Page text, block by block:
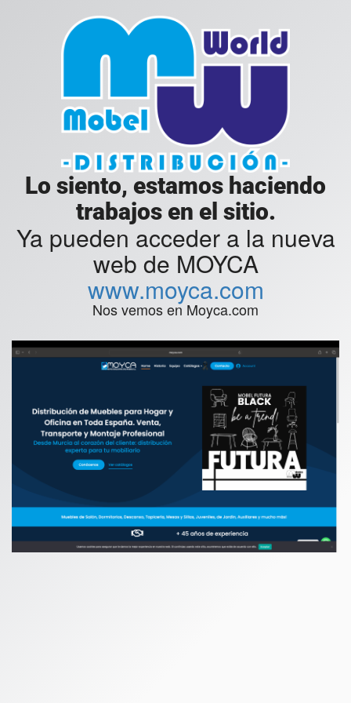
Lo siento, estamos haciendo
trabajos en el sitio.
Ya pueden acceder a la nueva
web de MOYCA
www.moyca.com
Nos vemos en Moyca.com